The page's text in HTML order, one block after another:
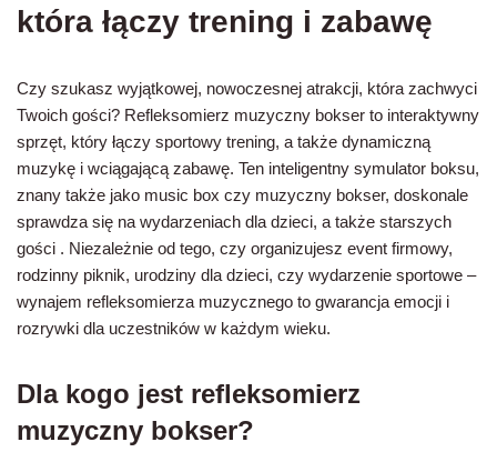
która łączy trening i zabawę
Czy szukasz wyjątkowej, nowoczesnej atrakcji, która zachwyci
Twoich gości? Refleksomierz muzyczny bokser to interaktywny
sprzęt, który łączy sportowy trening, a także dynamiczną
muzykę i wciągającą zabawę. Ten inteligentny symulator boksu,
znany także jako music box czy muzyczny bokser, doskonale
sprawdza się na wydarzeniach dla dzieci, a także starszych
gości . Niezależnie od tego, czy organizujesz event firmowy,
rodzinny piknik, urodziny dla dzieci, czy wydarzenie sportowe –
wynajem refleksomierza muzycznego to gwarancja emocji i
rozrywki dla uczestników w każdym wieku.
Dla kogo jest refleksomierz
muzyczny bokser?